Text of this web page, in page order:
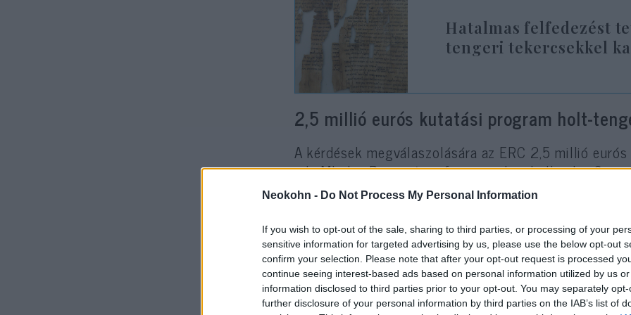
Neokohn - Do Not Process My Personal Information
If you wish to opt-out of the sale, sharing to third parties, or processing of your
sensitive information for targeted advertising by us, please use the below opt-out
confirm your selection. Please note that after your opt-out request is processed
continue seeing interest-based ads based on personal information utilized by us
information disclosed to third parties prior to your opt-out. You may separately
further disclosure of your personal information by third parties on the IAB’s list of
Hatalmas felfedezést
tengeri tekercsekkel
2,5 millió eurós kutatási program holt-
A kérdések megválaszolására az ERC 2,5 millió
oda Mladen Popović professzornak, a hollandiai
holt-tengeri tekercsek egyik legismertebb
Az ötéves Tracing Scribes and Scrolls („Az írnokok
program a Groningeni Egyetem, az Izraeli Régészeti
európai kutatóintézet együttműködésében valósul
Hands That Wrote the Bible („A kezek, amelyek a
amely úttörő módon alkalmazottmesterséges